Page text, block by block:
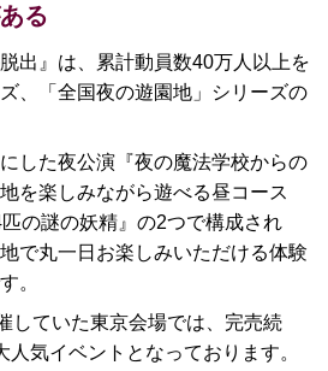
る
出』は、累計動員数40万人以上を
、「全国夜の遊園地」シリーズの
した夜公演『夜の魔法学校からの
を楽しみながら遊べる昼コース
匹の謎の妖精』の2つで構成され
で丸一日お楽しみいただける体験
。
していた東京会場では、完売続
気イベントとなっております。